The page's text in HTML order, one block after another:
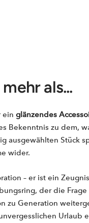
als...
ein glänzendes
Bekenntnis zu dem,
ausgewählten Stück
wider.
– er ist ein
der die
zu Generation
Urlaub